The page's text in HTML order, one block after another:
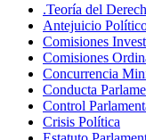
.Teoría del
Antejuicio
Comisiones
Comisiones
Concurrencia
Conducta
Control
Crisis Política